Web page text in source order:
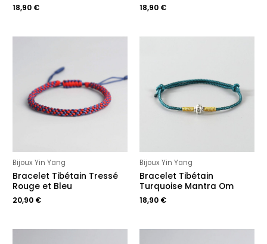
18,90 € 18,90 €
Bijoux Yin Yang
Bracelet Tibétain Tressé
Rouge et Bleu
20,90 €
Bijoux Yin Yang
Bracelet Tibétain
Turquoise Mantra Om
18,90 €